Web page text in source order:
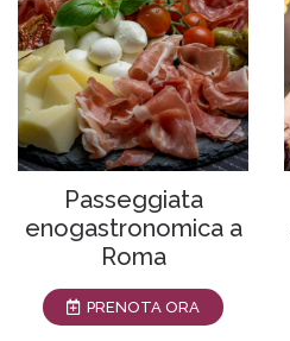
Passeggiata
enogastronomica a
Roma
PRENOTA ORA